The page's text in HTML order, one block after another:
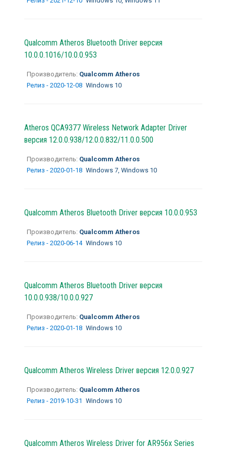
Qualcomm Atheros Bluetooth Driver версия
10.0.0.1016/10.0.0.953
Производитель: Qualcomm Atheros
Релиз - 2020-12-08 Windows 10
Atheros QCA9377 Wireless Network Adapter Driver
версия 12.0.0.938/12.0.0.832/11.0.0.500
Производитель: Qualcomm Atheros
Релиз - 2020-01-18 Windows 7, Windows 10
Qualcomm Atheros Bluetooth Driver версия 10.0.0.953
Производитель: Qualcomm Atheros
Релиз - 2020-06-14 Windows 10
Qualcomm Atheros Bluetooth Driver версия
10.0.0.938/10.0.0.927
Производитель: Qualcomm Atheros
Релиз - 2020-01-18 Windows 10
Qualcomm Atheros Wireless Driver версия 12.0.0.927
Производитель: Qualcomm Atheros
Релиз - 2019-10-31 Windows 10
Qualcomm Atheros Wireless Driver for AR956x Series